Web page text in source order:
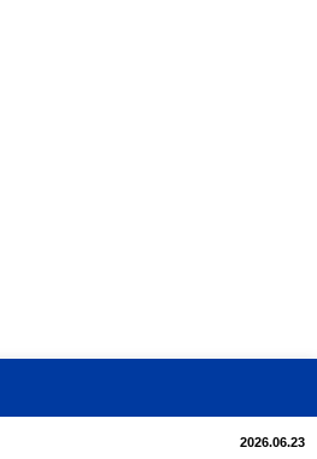
2026.06.23